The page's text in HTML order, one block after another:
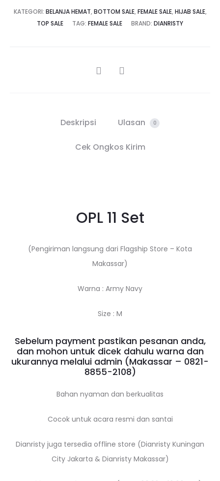
KATEGORI: BELANJA HEMAT, BOTTOM SALE, FEMALE SALE, HIJAB SALE,
TOP SALE
TAG: FEMALE SALE BRAND: DIANRISTY
SHARE
Deskripsi Ulasan 0
Cek Ongkos Kirim
OPL 11 Set
(Pengiriman langsung dari Flagship Store – Kota
Makassar)
Warna : Army Navy
Size : M
Sebelum payment pastikan pesanan anda,
dan mohon untuk dicek dahulu warna dan
ukurannya melalui admin (Makassar – 0821-
8855-2108)
Bahan nyaman dan berkualitas
Cocok untuk acara resmi dan santai
Dianristy juga tersedia offline store (Dianristy Kuningan
City Jakarta & Dianristy Makassar)